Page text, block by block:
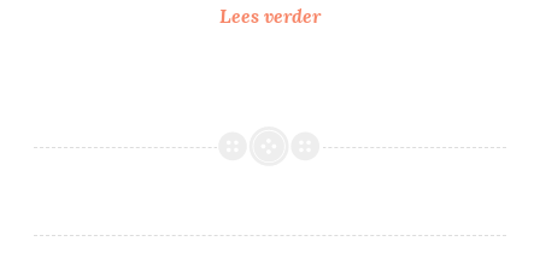
Lees verderF